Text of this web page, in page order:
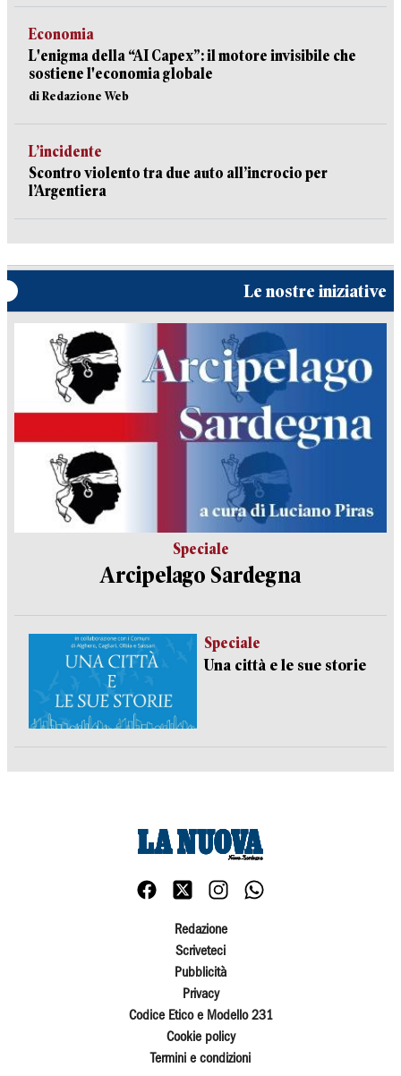
Economia
L'enigma della “AI Capex”: il motore invisibile che
sostiene l'economia globale
di Redazione Web
L’incidente
Scontro violento tra due auto all’incrocio per
l’Argentiera
Le nostre iniziative
Speciale
Arcipelago Sardegna
Speciale
Una città e le sue storie
Redazione
Scriveteci
Pubblicità
Privacy
Codice Etico e Modello 231
Cookie policy
Termini e condizioni